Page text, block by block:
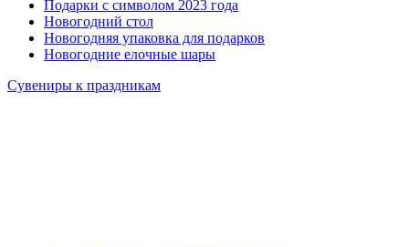
Подарки с символом 2023 года
Новогодний стол
Новогодняя упаковка для подарков
Новогодние елочные шары
Сувениры к праздникам